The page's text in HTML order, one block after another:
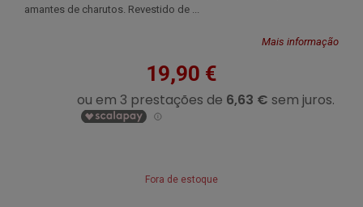
amantes de charutos. Revestido de ...
Mais informação
19,90 €
Fora de estoque